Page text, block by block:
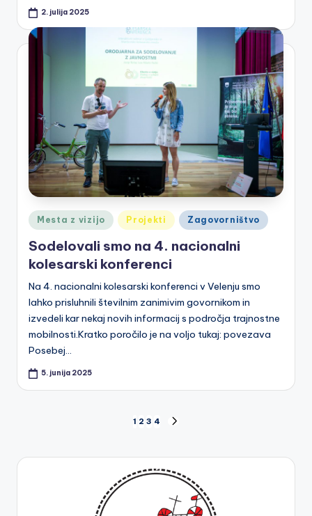
2. julija 2025
Posted
in
Mesta z vizijo Projekti Zagovorništvo
Sodelovali smo na 4. nacionalni
kolesarski konferenci
Na 4. nacionalni kolesarski konferenci v Velenju smo
lahko prisluhnili številnim zanimivim govornikom in
izvedeli kar nekaj novih informacij s področja trajnostne
mobilnosti.Kratko poročilo je na voljo tukaj: povezava
Posebej…
5. junija 2025
prispevkov
1 2 3 4